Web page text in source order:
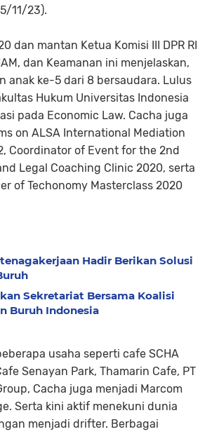
11/23).
dan mantan Ketua Komisi III DPR RI
dan Keamanan ini menjelaskan,
anak ke-5 dari 8 bersaudara. Lulus
Hukum Universitas Indonesia
pada Economic Law. Cacha juga
on ALSA International Mediation
Coordinator of Event for the 2nd
Legal Coaching Clinic 2020, serta
of Techonomy Masterclass 2020
Hadir Berikan Solusi
Sekretariat Bersama Koalisi
Buruh Indonesia
usaha seperti cafe SCHA
Senayan Park, Thamarin Cafe, PT
Cacha juga menjadi Marcom
Serta kini aktif menekuni dunia
menjadi drifter. Berbagai